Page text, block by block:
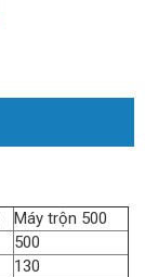
Máy trộn 500
500
130